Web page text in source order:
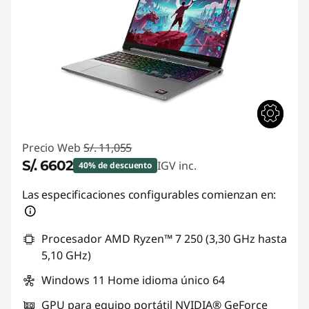
Precio Web S/. 11,055
S/. 6602 40% de descuento IGV inc.
Ahorros instantáneos :-S/. 4453
Las especificaciones configurables comienzan en:
Procesador AMD Ryzen™ 7 250 (3,30 GHz hasta
5,10 GHz)
Windows 11 Home idioma único 64
GPU para equipo portátil NVIDIA® GeForce